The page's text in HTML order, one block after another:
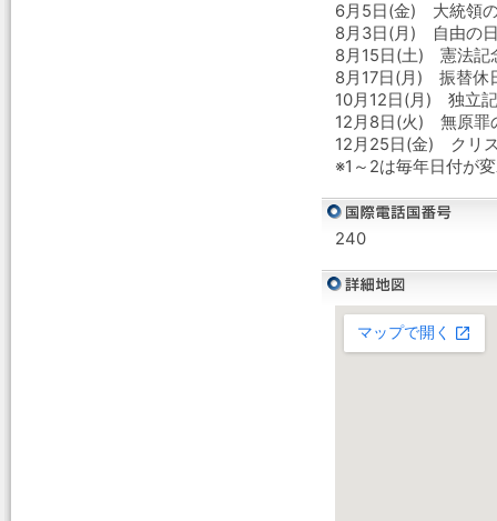
6月5日(金) 大統領
8月3日(月) 自由の
8月15日(土) 憲法記
8月17日(月) 振替休
10月12日(月) 独立
12月8日(火) 無原罪
12月25日(金) クリ
※1～2は毎年日付が
240